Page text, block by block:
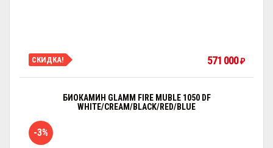
СКИДКА! 571 000₽
БИОКАМИН GLAMM FIRE MUBLE 1050 DF
WHITE/CREAM/BLACK/RED/BLUE
-3%